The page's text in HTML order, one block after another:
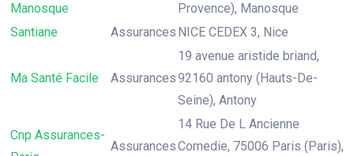
Manosque
Provence), Manosque
Santiane
Assurances NICE CEDEX 3, Nice
Ma Santé Facile Assurances
19 avenue aristide briand,
92160 antony (Hauts-De-
Seine), Antony
Cnp Assurances-
Assurances
14 Rue De L Ancienne
Comedie, 75006 Paris (Paris),